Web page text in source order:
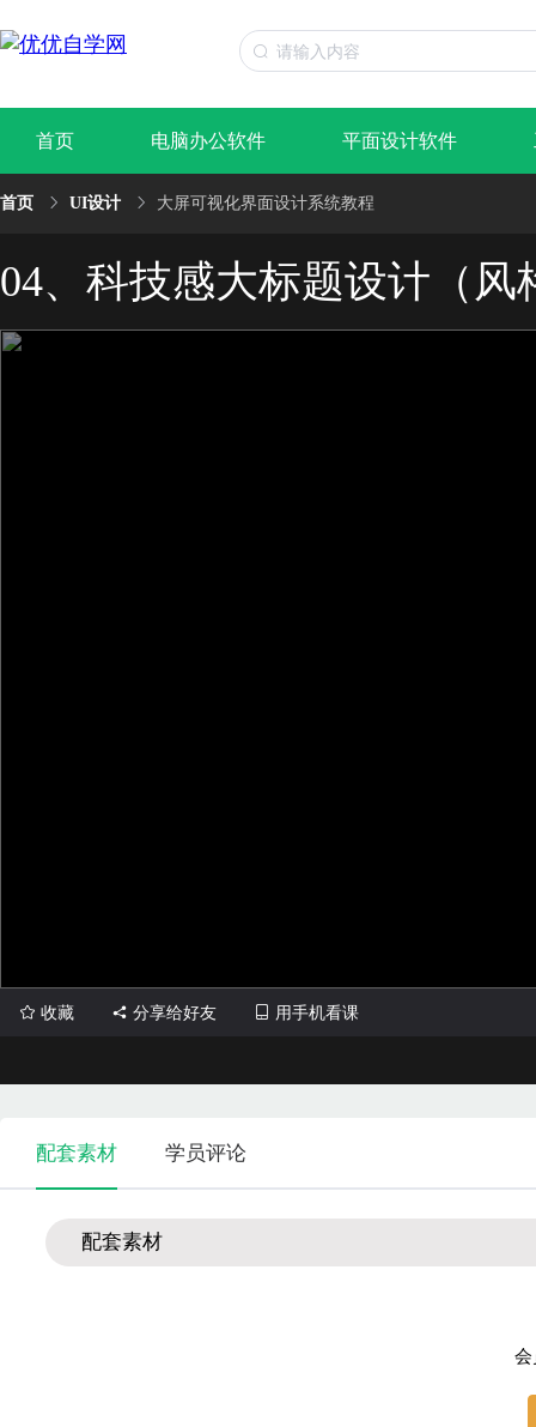
首页 电脑办公软件 平面设计软件
首页 UI设计 大屏可视化界面设计系统教程
04、科技感大标题设计（风
收藏 分享给好友 用手机看课
配套素材 学员评论
配套素材
会